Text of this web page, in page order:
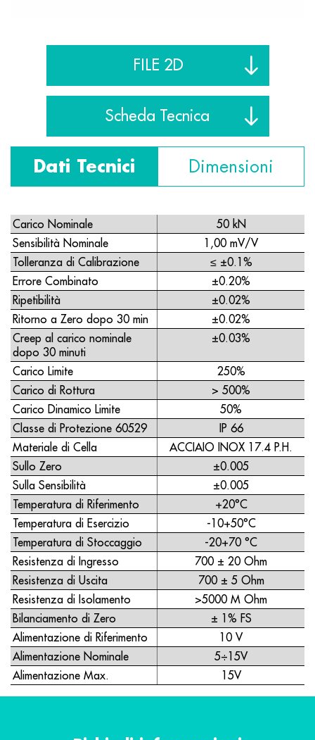
FILE 2D
Scheda Tecnica
Dati Tecnici Dimensioni
Carico Nominale
50 kN
Sensibilità Nominale
1,00 mV/V
Tolleranza di Calibrazione
≤ ±0.1%
Errore Combinato
±0.20%
Ripetibilità
±0.02%
Ritorno a Zero dopo 30 min
±0.02%
Creep al carico nominale
dopo 30 minuti
±0.03%
Carico Limite
250%
Carico di Rottura
> 500%
Carico Dinamico Limite
50%
Classe di Protezione 60529
IP 66
Materiale di Cella
ACCIAIO INOX 17.4 P.H.
Sullo Zero
±0.005
Sulla Sensibilità
±0.005
Temperatura di Riferimento
+20°C
Temperatura di Esercizio
-10+50°C
Temperatura di Stoccaggio
-20+70 °C
Resistenza di Ingresso
700 ± 20 Ohm
Resistenza di Uscita
700 ± 5 Ohm
Resistenza di Isolamento
>5000 M Ohm
Bilanciamento di Zero
± 1% FS
Alimentazione di Riferimento
10 V
Alimentazione Nominale
5÷15V
Alimentazione Max.
15V